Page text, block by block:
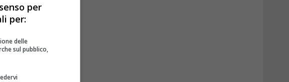
per
per:
delle
sul pubblico,